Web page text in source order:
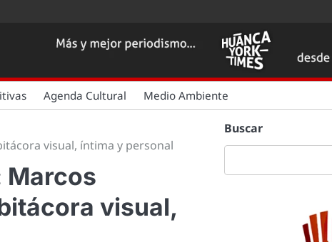
Agenda Cultural Medio Ambiente
visual, íntima y personal
Marcos
visual,
Buscar